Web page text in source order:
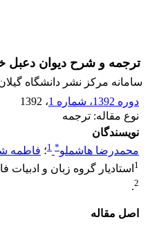
ترجمه و شرح دیوان دعبل
سامانه مرکز نشر دانشگاه
دوره 1392، شماره 1
، 1392
نوع مقاله: ترجمه
نویسندگان
محمدرضا هاشملو*
1؛ فاطمه
1 استادیار گروه زبان و
2
.
اصل مقاله